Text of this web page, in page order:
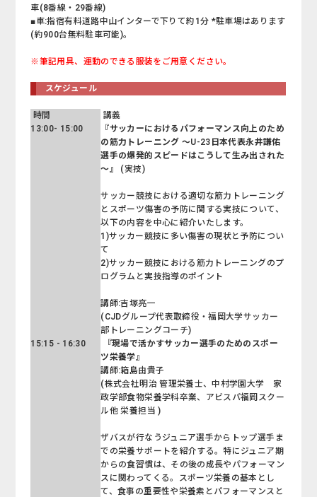
車(8番線・29番線)
■車:指宿有料道路中山インターで下りて約1分 *駐車場はあります
(約900台無料駐車可能)。
※筆記用具、運動のできる服装をご用意ください。
スケジュール
時間
講義
13:00- 15:00
『サッカーにおけるパフォーマンス向上のため
の筋力トレーニング ～U-23日本代表永井謙佑
選手の爆発的スピードはこうして生み出された
～』
(実技)
サッカー競技における適切な筋力トレーニング
とスポーツ傷害の予防に関する実技について、
以下の内容を中心に紹介いたします。
1)サッカー競技に多い傷害の現状と予防につい
て
2)サッカー競技における筋力トレーニングのプ
ログラムと実技指導のポイント
講師:吉塚亮一
(CJDグループ代表取締役・福岡大学サッカー
部トレーニングコーチ)
15:15 - 16:30
『現場で活かすサッカー選手のためのスポー
ツ栄養学』
講師:箱島由貴子
(株式会社明治 管理栄養士、中村学園大学 家
政学部食物栄養学科卒業、アビスパ福岡スクー
ル他 栄養担当 )
ザバスが行なうジュニア選手からトップ選手ま
での栄養サポートを紹介する。特にジュニア期
からの食習慣は、その後の成長やパフォーマン
スに関わってくる。スポーツ栄養の基本とし
て、食事の重要性や栄養素とパフォーマンスと